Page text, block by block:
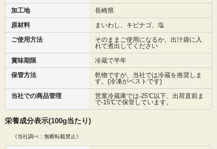
加工地
長崎県
原材料
まいわし、キビナゴ、塩
ご使用方法
そのままご使用になるか、出汁袋に入
れて煮出してください
賞味期限
冷蔵で半年
保管方法
乾物ですが、当社では冷蔵を推奨しま
す。(冷凍がベストです)
当社での商品管理
営業冷蔵庫では-25℃以下、出荷直前ま
で-15℃で保管しています。
栄養成分表示(100g当たり)
《当社調べ：無断転載禁止》